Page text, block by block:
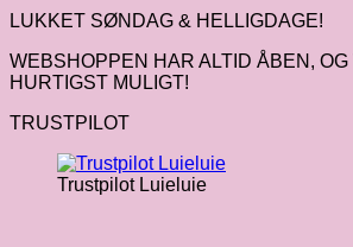
LUKKET SØNDAG & HELLIGDAGE!
WEBSHOPPEN HAR ALTID ÅBEN,
HURTIGST MULIGT!
TRUSTPILOT
Trustpilot Luieluie